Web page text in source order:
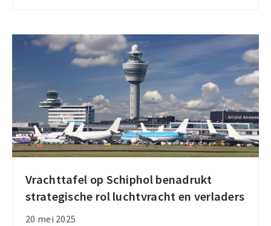
KLM
Vrachttafel op Schiphol benadrukt
strategische rol luchtvracht en verladers
20 mei 2025
Vrachttafel
op
Schiphol